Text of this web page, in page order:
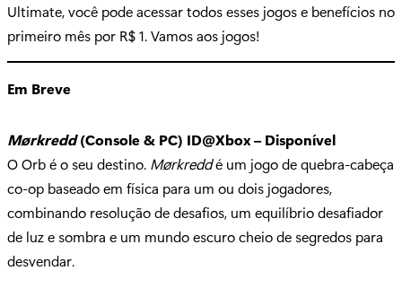
Ultimate, você pode acessar todos esses jogos e benefícios no
primeiro mês por R$ 1. Vamos aos jogos!
Em Breve
Mørkredd(Console & PC) ID@Xbox – Disponível
O Orb é o seu destino. Mørkreddé um jogo de quebra-cabeça
co-op baseado em física para um ou dois jogadores,
combinando resolução de desafios, um equilíbrio desafiador
de luz e sombra e um mundo escuro cheio de segredos para
desvendar.